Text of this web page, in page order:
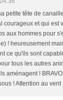
petite tête de
courageux et qui est
aux hommes pour
! heureusement
ce qu'ils sont
tous les autres
aménagent !
! Attention au vent